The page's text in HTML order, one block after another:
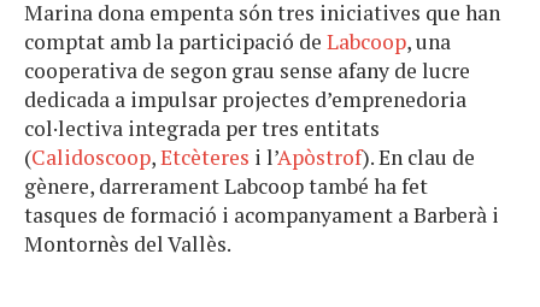
Marina dona empenta són tres iniciatives que han
comptat amb la participació de Labcoop, una
cooperativa de segon grau sense afany de lucre
dedicada a impulsar projectes d’emprenedoria
col·lectiva integrada per tres entitats
(Calidoscoop,Etcèteres i l’Apòstrof). En clau de
gènere, darrerament Labcoop també ha fet
tasques de formació i acompanyament a Barberà i
Montornès del Vallès.